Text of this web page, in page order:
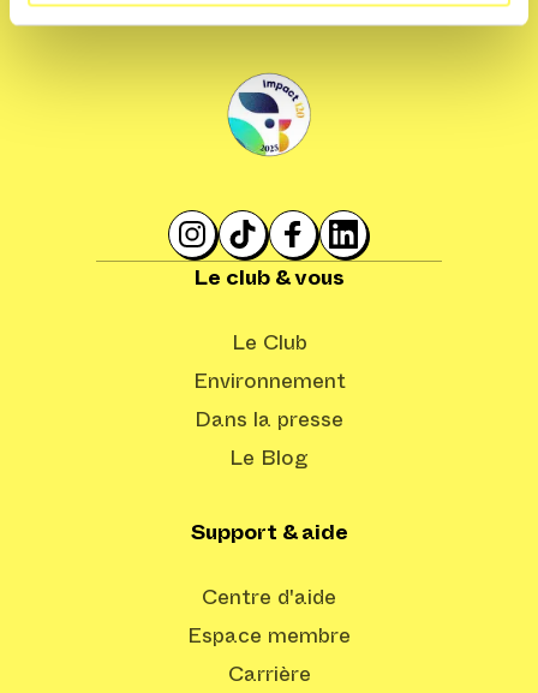
Le club & vous
Le Club
Environnement
Dans la presse
Le Blog
Support & aide
Centre d'aide
Espace membre
Carrière